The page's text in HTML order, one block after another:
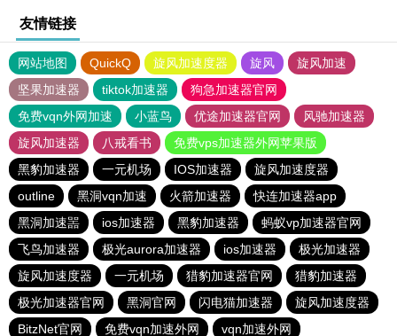
友情链接
网站地图 QuickQ 旋风加速度器 旋风
旋风加速
坚果加速器
tiktok加速器
狗急加速器官网
免费vqn外网加速
小蓝鸟 优途加速器官网
风驰加速器
旋风加速器
八戒看书
免费vps加速器外网苹果版
黑豹加速器
一元机场 IOS加速器
旋风加速度器
outline
黑洞vqn加速 火箭加速器
快连加速器app
黑洞加速噐
ios加速器 黑豹加速器
蚂蚁vp加速器官网
飞鸟加速器
极光aurora加速器 ios加速器
极光加速器
旋风加速度器
一元机场 猎豹加速器官网
猎豹加速器
极光加速器官网
黑洞官网 闪电猫加速器
旋风加速度器
BitzNet官网
免费vqn加速外网 vqn加速外网